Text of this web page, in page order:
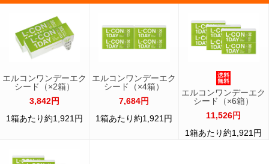
エルコンワンデーエク
シード（×2箱）
3,842円
1箱あたり約1,921円
エルコンワンデーエク
シード（×4箱）
7,684円
1箱あたり約1,921円
エルコンワンデーエク
シード（×6箱）
11,526円
1箱あたり約1,921円